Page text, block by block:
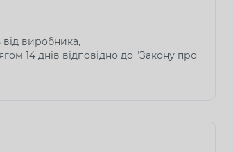
від виробника,
14 днів відповідно до "Закону про